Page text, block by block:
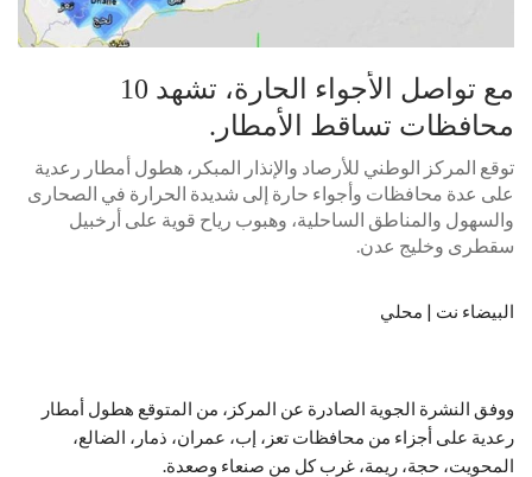
مع تواصل الأجواء الحارة، تشهد 10
محافظات تساقط الأمطار.
توقع المركز الوطني للأرصاد والإنذار المبكر، هطول أمطار رعدية
على عدة محافظات وأجواء حارة إلى شديدة الحرارة في الصحارى
والسهول والمناطق الساحلية، وهبوب رياح قوية على أرخبيل
سقطرى وخليج عدن.
البيضاء نت | محلي
ووفق النشرة الجوية الصادرة عن المركز، من المتوقع هطول أمطار
رعدية على أجزاء من محافظات تعز، إب، عمران، ذمار، الضالع،
المحويت، حجة، ريمة، غرب كل من صنعاء وصعدة.